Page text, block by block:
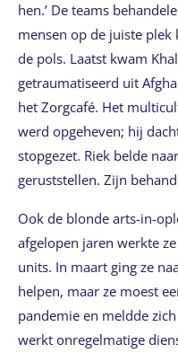
hen.’ De teams
mensen op de juiste
de pols. Laatst kwam
getraumatiseerd uit
het Zorgcafé. Het
werd opgeheven; hij
stopgezet. Riek belde
geruststellen. Zijn
Ook de blonde arts-in-
afgelopen jaren werkte
units. In maart ging ze
helpen, maar ze moest
pandemie en meldde
werkt onregelmatige